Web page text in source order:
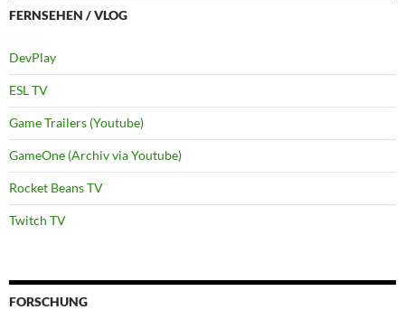
FERNSEHEN / VLOG
DevPlay
ESL TV
Game Trailers (Youtube)
GameOne (Archiv via Youtube)
Rocket Beans TV
Twitch TV
FORSCHUNG